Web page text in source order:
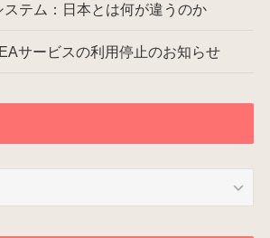
テム：日本とは何が違うのか
サービスの利用停止のお知らせ